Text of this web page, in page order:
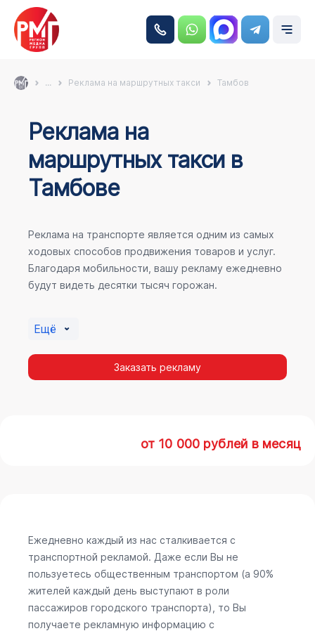
... Реклама на маршрутных такси Тамбов
Реклама на
маршрутных такси в
Тамбове
Реклама на транспорте является одним из самых
ходовых способов продвижения товаров и услуг.
Благодаря мобильности, вашу рекламу ежедневно
будут видеть десятки тысяч горожан.
Ещё
Заказать рекламу
от 10 000 рублей в месяц
Ежедневно каждый из нас сталкивается с
транспортной рекламой. Даже если Вы не
пользуетесь общественным транспортом (а 90%
жителей каждый день выступают в роли
пассажиров городского транспорта), то Вы
получаете рекламную информацию с